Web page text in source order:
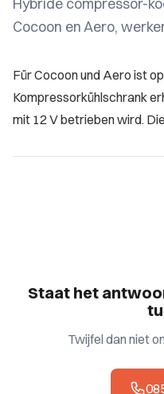
Cocoon en Aero,
Für Cocoon und Aero ist
Kompressorkühlschrank
mit 12 V betrieben wird.
Staat het
Twijfel dan niet